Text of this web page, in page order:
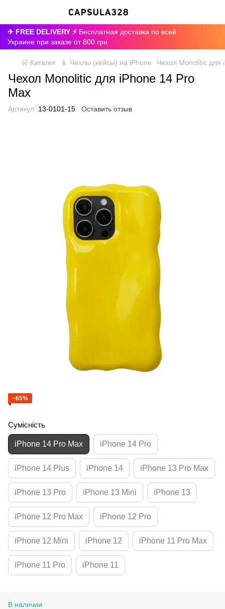
✈ FREE DELIVERY ⚡ Бесплатная доставка по всей
Украине при заказе от 800 грн
🛒 Каталог 📱 Чехлы (кейсы) на iPhone Чехол Monolitic для
Чехол Monolitic для iPhone 14 Pro
Max
Артикул: 13-0101-15 Оставить отзыв
−65%
Сумісність
iPhone 14 Pro Max iPhone 14 Pro
iPhone 14 Plus iPhone 14 iPhone 13 Pro Max
iPhone 13 Pro iPhone 13 Mini iPhone 13
iPhone 12 Pro Max iPhone 12 Pro
iPhone 12 Mini iPhone 12 iPhone 11 Pro Max
iPhone 11 Pro iPhone 11
В наличии